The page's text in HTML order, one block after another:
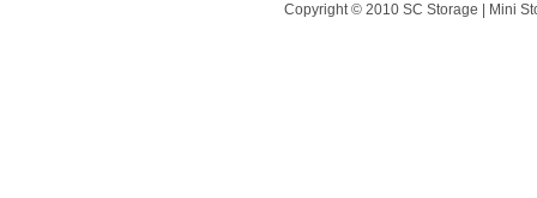
Copyright © 2010 SC Storage | Mini